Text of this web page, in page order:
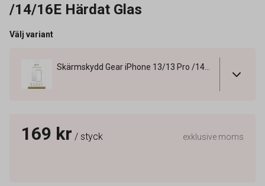
/14/16E Härdat Glas
Välj variant
Skärmskydd Gear iPhone 13/13 Pro /14/16E Härdat Glas
169 kr / styck exklusive moms